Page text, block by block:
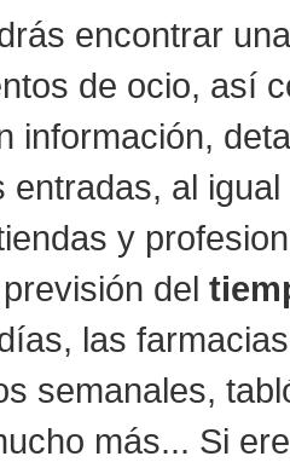
encontrar
de ocio, así
información,
entradas, al
y
del
las
semanales,
más... Si